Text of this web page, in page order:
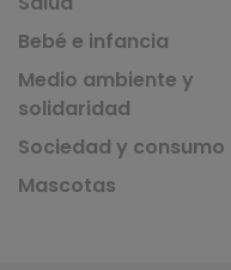
Bebé e infancia
Medio ambiente y
solidaridad
Sociedad y consumo
Mascotas